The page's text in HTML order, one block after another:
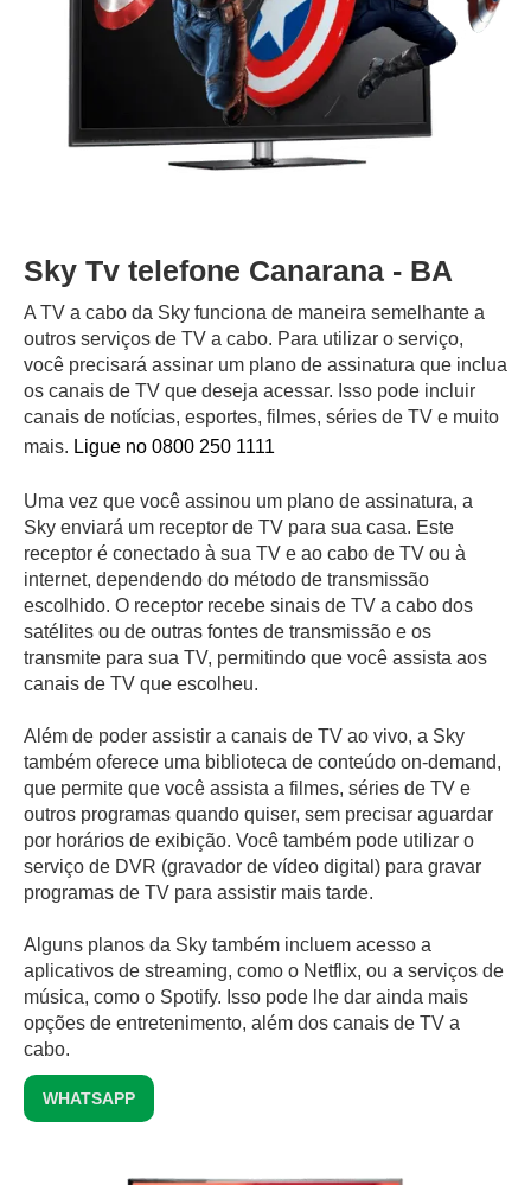
Sky Tv telefone Canarana - BA
A TV a cabo da Sky funciona de maneira semelhante a
outros serviços de TV a cabo. Para utilizar o serviço,
você precisará assinar um plano de assinatura que inclua
os canais de TV que deseja acessar. Isso pode incluir
canais de notícias, esportes, filmes, séries de TV e muito
mais. Ligue no 0800 250 1111
Uma vez que você assinou um plano de assinatura, a
Sky enviará um receptor de TV para sua casa. Este
receptor é conectado à sua TV e ao cabo de TV ou à
internet, dependendo do método de transmissão
escolhido. O receptor recebe sinais de TV a cabo dos
satélites ou de outras fontes de transmissão e os
transmite para sua TV, permitindo que você assista aos
canais de TV que escolheu.
Além de poder assistir a canais de TV ao vivo, a Sky
também oferece uma biblioteca de conteúdo on-demand,
que permite que você assista a filmes, séries de TV e
outros programas quando quiser, sem precisar aguardar
por horários de exibição. Você também pode utilizar o
serviço de DVR (gravador de vídeo digital) para gravar
programas de TV para assistir mais tarde.
Alguns planos da Sky também incluem acesso a
aplicativos de streaming, como o Netflix, ou a serviços de
música, como o Spotify. Isso pode lhe dar ainda mais
opções de entretenimento, além dos canais de TV a
cabo.
WHATSAPP